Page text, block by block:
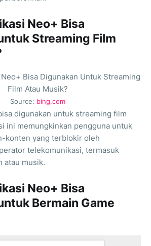
Neo+ Bisa
Streaming Film
Source: bing.com
digunakan untuk streaming film
ini memungkinkan pengguna untuk
konten yang terblokir oleh
telekomunikasi, termasuk
atau musik.
Neo+ Bisa
Bermain Game